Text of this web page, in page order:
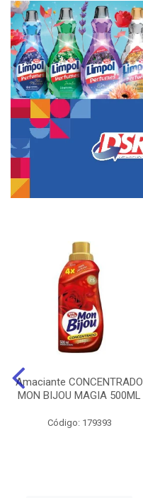
Amaciante CONCENTRADO
MON BIJOU MAGIA 500ML
Código: 179393